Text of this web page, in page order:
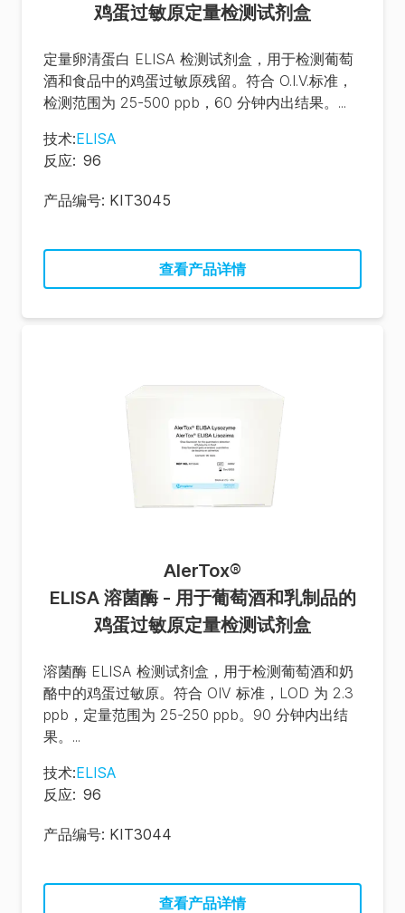
鸡蛋过敏原定量检测试剂盒
定量卵清蛋白 ELISA 检测试剂盒，用于检测葡萄
酒和食品中的鸡蛋过敏原残留。符合 O.I.V.标准，
检测范围为 25-500 ppb，60 分钟内出结果。...
技术:ELISA
反应: 96
产品编号: KIT3045
查看产品详情
AlerTox®
ELISA 溶菌酶 - 用于葡萄酒和乳制品的
鸡蛋过敏原定量检测试剂盒
溶菌酶 ELISA 检测试剂盒，用于检测葡萄酒和奶
酪中的鸡蛋过敏原。符合 OIV 标准，LOD 为 2.3
ppb，定量范围为 25-250 ppb。90 分钟内出结
果。...
技术:ELISA
反应: 96
产品编号: KIT3044
查看产品详情